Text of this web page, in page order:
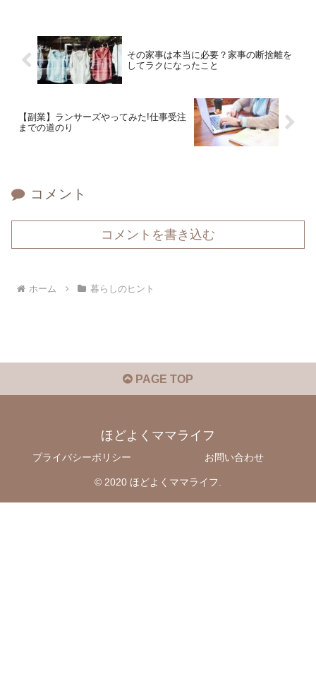
その家事は本当に必要？家事の断捨離を
してラクになったこと
【副業】ランサーズやってみた!仕事受注
までの道のり
コメント
コメントを書き込む
ホーム 暮らしのヒント
PAGE TOP
ほどよくママライフ
プライバシーポリシー お問い合わせ
© 2020 ほどよくママライフ.